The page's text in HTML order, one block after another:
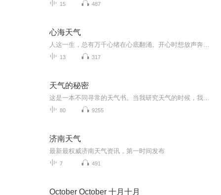
15 487
心海天气
13 317
天气的秘密
80 9255
济南天气
最新最权威济南天气资讯，第一时间发布
7 491
October October 十月十月